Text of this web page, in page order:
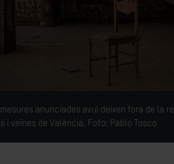
mesures anunciades avui deixen fora de la
i veïnes de València. Foto: Pablo Tosco